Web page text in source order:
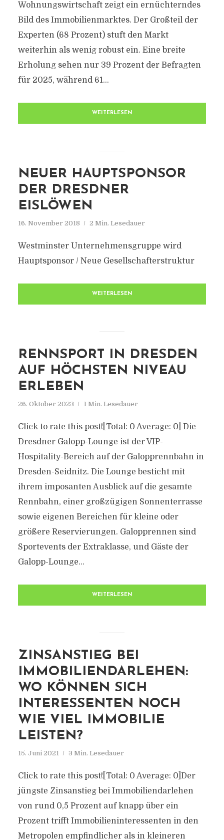
Wohnungswirtschaft zeigt ein ernüchterndes
Bild des Immobilienmarktes. Der Großteil der
Experten (68 Prozent) stuft den Markt
weiterhin als wenig robust ein. Eine breite
Erholung sehen nur 39 Prozent der Befragten
für 2025, während 61...
WEITERLESEN
NEUER HAUPTSPONSOR
DER DRESDNER
EISLÖWEN
16. November 2018 2 Min. Lesedauer
Westminster Unternehmensgruppe wird
Hauptsponsor / Neue Gesellschafterstruktur
WEITERLESEN
RENNSPORT IN DRESDEN
AUF HÖCHSTEN NIVEAU
ERLEBEN
26. Oktober 2023 1 Min. Lesedauer
Click to rate this post![Total: 0 Average: 0] Die
Dresdner Galopp-Lounge ist der VIP-
Hospitality-Bereich auf der Galopprennbahn in
Dresden-Seidnitz. Die Lounge besticht mit
ihrem imposanten Ausblick auf die gesamte
Rennbahn, einer großzügigen Sonnenterrasse
sowie eigenen Bereichen für kleine oder
größere Reservierungen. Galopprennen sind
Sportevents der Extraklasse, und Gäste der
Galopp-Lounge...
WEITERLESEN
ZINSANSTIEG BEI
IMMOBILIENDARLEHEN:
WO KÖNNEN SICH
INTERESSENTEN NOCH
WIE VIEL IMMOBILIE
LEISTEN?
15. Juni 2021 3 Min. Lesedauer
Click to rate this post![Total: 0 Average: 0]Der
jüngste Zinsanstieg bei Immobiliendarlehen
von rund 0,5 Prozent auf knapp über ein
Prozent trifft Immobilieninteressenten in den
Metropolen empfindlicher als in kleineren